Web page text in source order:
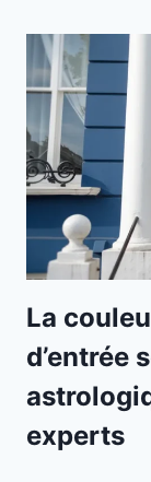
La
d’entrée
experts